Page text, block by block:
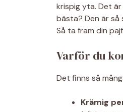
krispig yta. Det
bästa? Den är
Så ta fram din
Varför du
Det finns så
Krämig